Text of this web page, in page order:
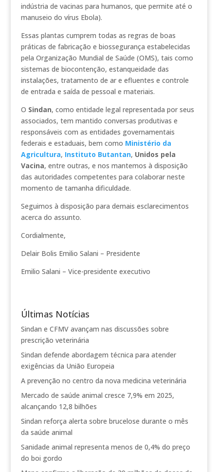
indústria de vacinas para humanos, que permite até o
manuseio do vírus Ebola).
Essas plantas cumprem todas as regras de boas
práticas de fabricação e biossegurança estabelecidas
pela Organização Mundial de Saúde (OMS), tais como
sistemas de biocontenção, estanqueidade das
instalações, tratamento de ar e efluentes e controle
de entrada e saída de pessoal e materiais.
O Sindan, como entidade legal representada por seus
associados, tem mantido conversas produtivas e
responsáveis com as entidades governamentais
federais e estaduais, bem como Ministério da
Agricultura, Instituto Butantan, Unidos pela
Vacina, entre outras, e nos mantemos à disposição
das autoridades competentes para colaborar neste
momento de tamanha dificuldade.
Seguimos à disposição para demais esclarecimentos
acerca do assunto.
Cordialmente,
Delair Bolis Emilio Salani – Presidente
Emilio Salani – Vice-presidente executivo
Últimas Notícias
Sindan e CFMV avançam nas discussões sobre
prescrição veterinária
Sindan defende abordagem técnica para atender
exigências da União Europeia
A prevenção no centro da nova medicina veterinária
Mercado de saúde animal cresce 7,9% em 2025,
alcançando 12,8 bilhões
Sindan reforça alerta sobre brucelose durante o mês
da saúde animal
Sanidade animal representa menos de 0,4% do preço
do boi gordo